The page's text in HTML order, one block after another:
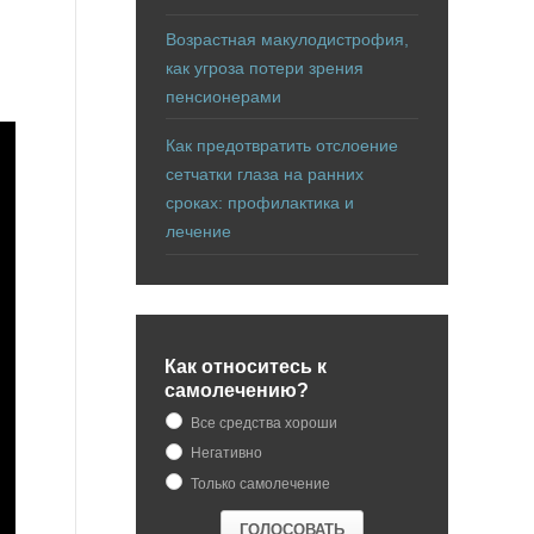
Возрастная макулодистрофия,
как угроза потери зрения
пенсионерами
Как предотвратить отслоение
сетчатки глаза на ранних
сроках: профилактика и
лечение
Как относитесь к
самолечению?
Все средства хороши
Негативно
Только самолечение